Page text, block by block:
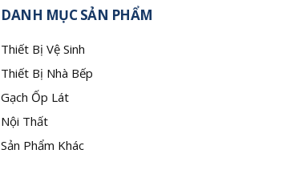
DANH MỤC SẢN PHẨM
Thiết Bị Vệ Sinh
Thiết Bị Nhà Bếp
Gạch Ốp Lát
Nội Thất
Sản Phẩm Khác